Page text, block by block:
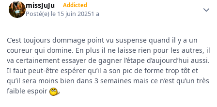
missJuJu Addicted
Posté(e) le 15 juin 20251 a
C’est toujours dommage point vu suspense quand il y a un
coureur qui domine. En plus il ne laisse rien pour les autres, il
va certainement essayer de gagner l’étape d’aujourd’hui aussi.
Il faut peut-être espérer qu’il a son pic de forme trop tôt et
qu’il sera moins bien dans 3 semaines mais ce n’est qu’un très
faible espoir